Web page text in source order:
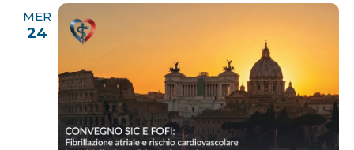
MER
24